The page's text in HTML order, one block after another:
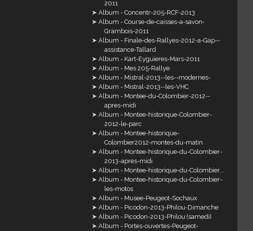
2011
Album - Concentr-205-RCF-2013
Album - Course-de-caisses-a-savon-
Grambois-2011
Album - Finale-des-Rallyes-2012-a-Gap--
assistance-Tallard
Album - Kart-Eyguieres-Mars-2011
Album - Mes 205-Rallye
Album - Mistral-2013--les--modernes-
Album - Mistral-2013--les-VHC
Album - Montee-du-Colombier-2012--
apres-midi
Album - Montee-historique-Colombier-
2012-le-parc
Album - Montee-historique-
Colombier2012-montes-du-matin
Album - Montee-historique-du-Colombier-
2013-apres-midi
Album - Montee-historique-du-Colombier...
Album - Montee-historique-du-Colombier-
les-motos
Album - Musee-Peugeot-Sochaux
Album - Picodon-2013-Philou-Dimanche
Album - Picodon-2013-Philou (samedi)
Album - Portes-ouvertes-Peugeot-